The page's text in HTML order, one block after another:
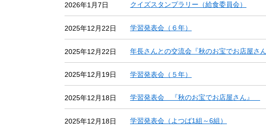
2026年1月7日 クイズスタンプラリー（給食委員会）
2025年12月22日 学習発表会（６年）
2025年12月22日 年長さんとの交流会『秋のお宝でお店屋さん
2025年12月19日 学習発表会（５年）
2025年12月18日 学習発表会 『秋のお宝でお店屋さん』
2025年12月18日 学習発表会（よつば1組～6組）